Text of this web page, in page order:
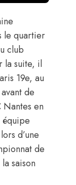
le quartier
club
la suite, il
19e, au
de
en
d’une
de
saison